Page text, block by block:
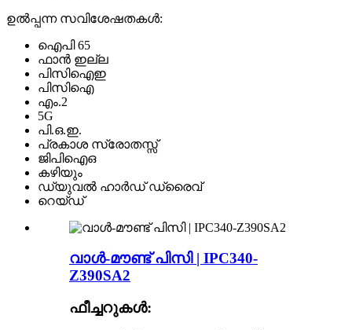
ഉൽപ്പന്ന സവിശേഷതകൾ:
ഐപി 65
ഫാൻ ഇല്ല
പിസിഐഇ
പിസിഐ
എം.2
5G
പി.ഒ.ഇ.
പ്രകാശ സ്രോതസ്സ്
ജിപിഐഒ
കഴിയും
ഡ്യുവൽ ഹാർഡ് ഡ്രൈവ്
റെയ്ഡ്
വാൾ-മൗണ്ട് പിസി | IPC340-
Z390SA2
ഫീച്ചറുകൾ: